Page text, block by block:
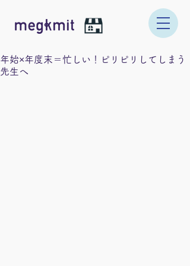
年始×年度末＝忙しい！ピリピリしてしまう
先生へ